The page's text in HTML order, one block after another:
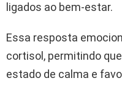
ligados ao bem-estar.
Essa resposta
cortisol, permitindo
estado de calma e